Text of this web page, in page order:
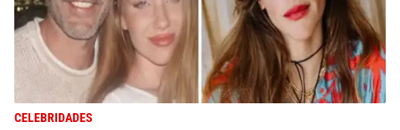
CELEBRIDADES